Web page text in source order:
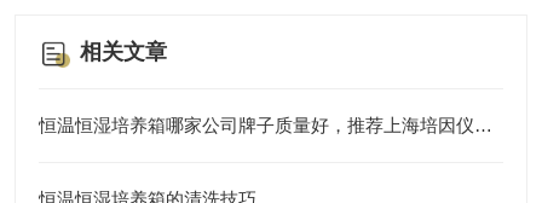
相关文章
恒温恒湿培养箱哪家公司牌子质量好，推荐上海培因仪器，您的可靠实验伙伴
恒温恒湿培养箱的清洗技巧